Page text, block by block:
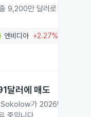
만 달러로 최대 실적
엔비디아 +2.27%
달러에 매도
가 2026년 3월 12